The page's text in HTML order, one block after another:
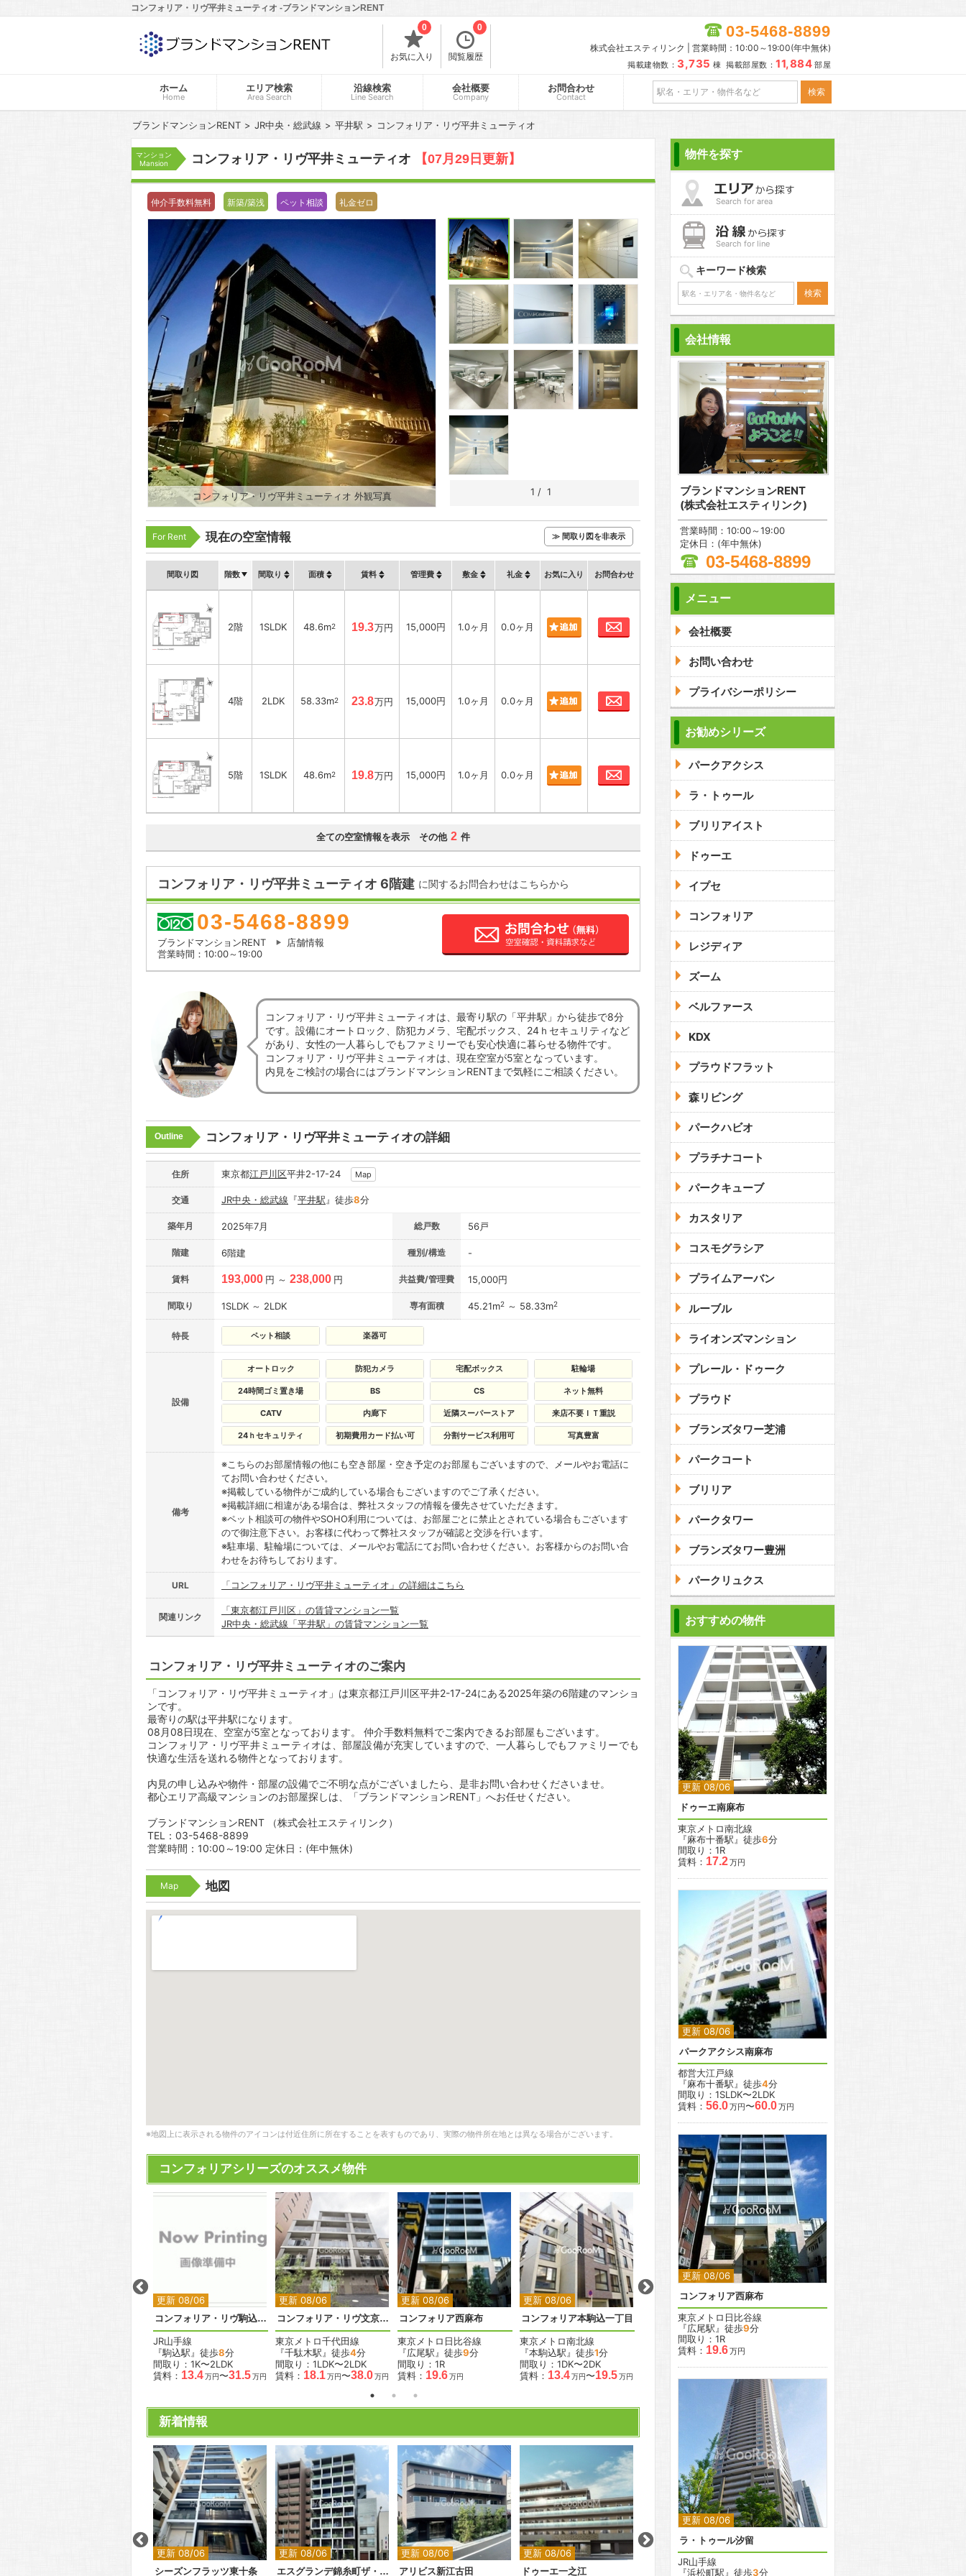
コンフォリア・リヴ平井ミューティオ -ブランドマンションRENT
お気に入り
0
閲覧履歴
0 03-5468-8899
株式会社エスティリンク | 営業時間：10:00～19:00(年中無休)
掲載建物数： 3,735 棟 掲載部屋数： 11,884 部屋
ホーム
Home
エリア検索
Area Search
沿線検索
Line Search
会社概要
Company
お問合わせ
Contact
ブランドマンションRENT JR中央・総武線 平井駅 コンフォリア・リヴ平井ミューティオ
マンション
Mansion
コンフォリア・リヴ平井ミューティオ 【07月29日更新】
仲介手数料無料 新築/築浅 ペット相談 礼金ゼロ
コンフォリア・リヴ平井ミューティオ 外観写真 1 / 1
For Rent 現在の空室情報 ≫ 間取り図を非表示
間取り図 階数 間取り 面積 賃料 管理費 敷金 礼金 お気に入り お問合わせ
2階 1SLDK 48.6m2 19.3万円 15,000円 1.0ヶ月 0.0ヶ月
4階 2LDK 58.33m2 23.8万円 15,000円 1.0ヶ月 0.0ヶ月 お問合わせ
5階 1SLDK 48.6m2 19.8万円 15,000円 1.0ヶ月 0.0ヶ月 お問合わせ
全ての空室情報を表示 その他 2 件
コンフォリア・リヴ平井ミューティオ 6階建 に関するお問合わせはこちらから
03-5468-8899
ブランドマンションRENT
店舗情報
営業時間：10:00～19:00
コンフォリア・リヴ平井ミューティオは、最寄り駅の「平井駅」から徒歩で8分
です。設備にオートロック、防犯カメラ、宅配ボックス、24ｈセキュリティなど
があり、女性の一人暮らしでもファミリーでも安心快適に暮らせる物件です。
コンフォリア・リヴ平井ミューティオは、現在空室が5室となっています。
内見をご検討の場合にはブランドマンションRENTまで気軽にご相談ください。
Outline コンフォリア・リヴ平井ミューティオの詳細
住所 東京都江戸川区平井2-17-24 Map
交通 JR中央・総武線 『平井駅』徒歩8分
築年月 2025年7月 総戸数 56戸
階建 6階建 種別/構造 -
賃料 193,000 円 ～ 238,000 円 共益費/管理費 15,000円
間取り 1SLDK ～ 2LDK 専有面積 45.21m2 ～ 58.33m2
特長 ペット相談 楽器可
設備
オートロック 防犯カメラ 宅配ボックス 駐輪場
24時間ゴミ置き場 BS CS ネット無料
CATV 内廊下 近隣スーパーストア 来店不要ＩＴ重説
24ｈセキュリティ 初期費用カード払い可 分割サービス利用可 写真豊富
備考
※こちらのお部屋情報の他にも空き部屋・空き予定のお部屋もございますので、メールやお電話に
てお問い合わせください。
※掲載している物件がご成約している場合もございますのでご了承ください。
※掲載詳細に相違がある場合は、弊社スタッフの情報を優先させていただきます。
※ペット相談可の物件やSOHO利用については、お部屋ごとに禁止とされている場合もございます
ので御注意下さい。お客様に代わって弊社スタッフが確認と交渉を行います。
※駐車場、駐輪場については、メールやお電話にてお問い合わせください。お客様からのお問い合
わせをお待ちしております。
URL 「コンフォリア・リヴ平井ミューティオ」の詳細はこちら
関連リンク
「東京都江戸川区」の賃貸マンション一覧
JR中央・総武線「平井駅」の賃貸マンション一覧
コンフォリア・リヴ平井ミューティオのご案内
「コンフォリア・リヴ平井ミューティオ」は東京都江戸川区平井2-17-24にある2025年築の6階建のマンショ
ンです。
最寄りの駅は平井駅になります。
08月08日現在、空室が5室となっております。 仲介手数料無料でご案内できるお部屋もございます。
コンフォリア・リヴ平井ミューティオは、部屋設備が充実していますので、一人暮らしでもファミリーでも
快適な生活を送れる物件となっております。
内見の申し込みや物件・部屋の設備でご不明な点がございましたら、是非お問い合わせくださいませ。
都心エリア高級マンションのお部屋探しは、「ブランドマンションRENT」へお任せください。
ブランドマンションRENT （株式会社エスティリンク）
TEL：03-5468-8899
営業時間：10:00～19:00 定休日：(年中無休)
Map 地図
※地図上に表示される物件のアイコンは付近住所に所在することを表すものであり、実際の物件所在地とは異なる場合がございます。
コンフォリアシリーズのオススメ物件
更新 08/06
2
コンフォリア・リヴ駒込西ヶ原
JR山手線
『駒込駅』徒歩8分
間取り：1K〜2LDK
賃料： 13.4万円〜31.5万円
更新 08/06
2 2
コンフォリア・リヴ文京千駄木
東京メトロ千代田線
『千駄木駅』徒歩4分
間取り：1LDK〜2LDK
賃料： 18.1万円〜38.0万円
更新 08/06
2
コンフォリア西麻布
東京メトロ日比谷線
『広尾駅』徒歩9分
間取り：1R
賃料： 19.6万円
更新 08/06
2
コンフォリア本駒込一丁目
東京メトロ南北線
『本駒込駅』徒歩1分
間取り：1DK〜2DK
賃料： 13.4万円〜19.5万円
更新 08/06
2 2
コンフォリア本駒込
都営三田線
『千石駅』徒歩1分
間取り：1SLDK〜2LDK
〜
間取り：2LDK
賃料：
新着情報
更新 08/06
2 2
シーズンフラッツ東十条
更新 08/06
2
エスグランデ錦糸町ザ・クラス
更新 08/06
2
アリビス新江古田
更新 08/06
2
ドゥーエ一之江
更新 08/06
2 2
グランカーサ文京千石
更新 08/06
KDXレジデンス瑞江
物件を探す
Search for area
Search for line
キーワード検索
会社情報
ブランドマンションRENT
(株式会社エスティリンク)
営業時間：10:00～19:00
定休日：(年中無休)
03-5468-8899
メニュー
会社概要
お問い合わせ
プライバシーポリシー
お勧めシリーズ
パークアクシス
ラ・トゥール
ブリリアイスト
ドゥーエ
イプセ
コンフォリア
レジディア
ズーム
ベルファース
KDX
プラウドフラット
森リビング
パークハビオ
プラチナコート
パークキューブ
カスタリア
コスモグラシア
プライムアーバン
ルーブル
ライオンズマンション
プレール・ドゥーク
プラウド
ブランズタワー芝浦
パークコート
ブリリア
パークタワー
ブランズタワー豊洲
パークリュクス
おすすめの物件
更新 08/06
2
ドゥーエ南麻布
東京メトロ南北線
『麻布十番駅』徒歩6分
間取り：1R
賃料： 17.2万円
更新 08/06
2 2
パークアクシス南麻布
都営大江戸線
『麻布十番駅』徒歩4分
間取り：1SLDK〜2LDK
賃料： 56.0万円〜60.0万円
更新 08/06
コンフォリア西麻布
東京メトロ日比谷線
『広尾駅』徒歩9分
間取り：1R
賃料： 19.6万円
更新 08/06
2
ラ・トゥール汐留
JR山手線
『浜松町駅』徒歩3分